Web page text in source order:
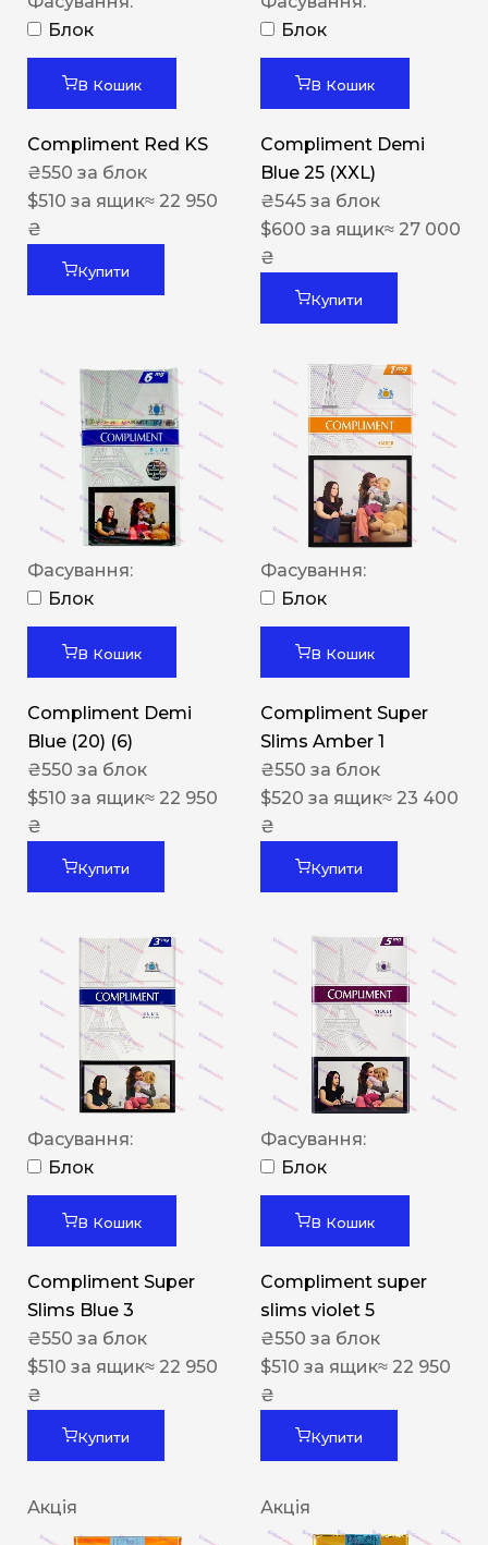
Блок
В Кошик
Compliment Red KS
₴550 за блок
$510 за ящик≈ 22 950
₴
Купити
Блок
В Кошик
Compliment Demi
Blue 25 (XXL)
₴545 за блок
$600 за ящик≈ 27 000
₴
Купити
Фасування:
Блок
В Кошик
Compliment Demi
Blue (20) (6)
₴550 за блок
$510 за ящик≈ 22 950
₴
Купити
Фасування:
Блок
В Кошик
Compliment Super
Slims Amber 1
₴550 за блок
$520 за ящик≈ 23 400
₴
Купити
Фасування:
Блок
В Кошик
Compliment Super
Slims Blue 3
₴550 за блок
$510 за ящик≈ 22 950
₴
Купити
Фасування:
Блок
В Кошик
Compliment super
slims violet 5
₴550 за блок
$510 за ящик≈ 22 950
₴
Купити
Акція Акція